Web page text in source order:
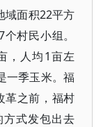
域面积22平方
村民小组。
，人均1亩左
一季玉米。福
革之前，福村
式发包出去